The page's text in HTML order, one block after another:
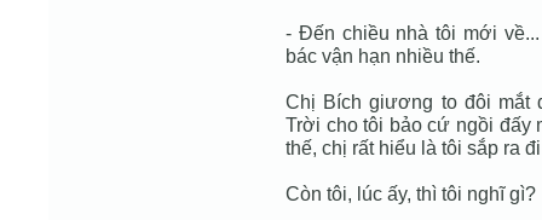
- Đến chiều nhà tôi mới
bác vận hạn nhiều thế.
Chị Bích giương to đôi mắt
Trời cho tôi bảo cứ ngồi đấy
thế, chị rất hiểu là tôi sắp ra
Còn tôi, lúc ấy, thì tôi nghĩ gì?